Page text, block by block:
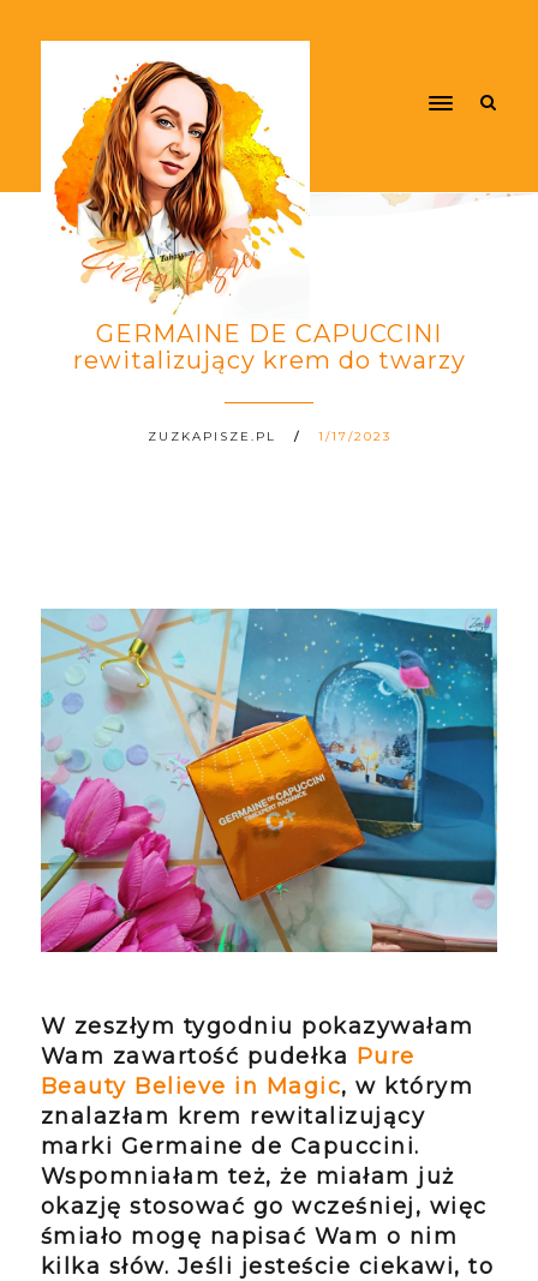
GERMAINE DE CAPUCCINI
rewitalizujący krem do twarzy
ZUZKAPISZE.PL 1/17/2023
W zeszłym tygodniu pokazywałam
Wam zawartość pudełka Pure
Beauty Believe in Magic, w którym
znalazłam krem rewitalizujący
marki Germaine de Capuccini.
Wspomniałam też, że miałam już
okazję stosować go wcześniej, więc
śmiało mogę napisać Wam o nim
kilka słów. Jeśli jesteście ciekawi, to